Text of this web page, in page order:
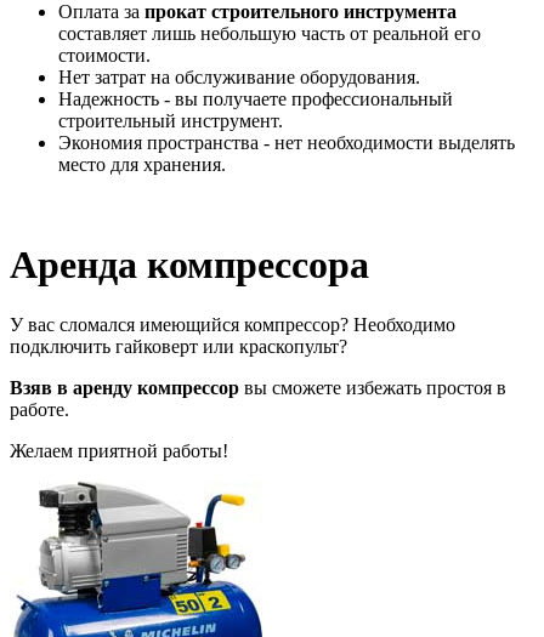
Оплата за прокат строительного инструмента
составляет лишь небольшую часть от реальной его
стоимости.
Нет затрат на обслуживание оборудования.
Надежность - вы получаете профессиональный
строительный инструмент.
Экономия пространства - нет необходимости выделять
место для хранения.
Аренда компрессора
У вас сломался имеющийся компрессор? Необходимо
подключить гайковерт или краскопульт?
Взяв в аренду компрессор вы сможете избежать простоя в
работе.
Желаем приятной работы!